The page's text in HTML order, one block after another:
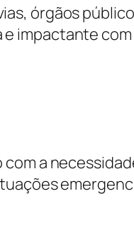
órgãos
impactante
a